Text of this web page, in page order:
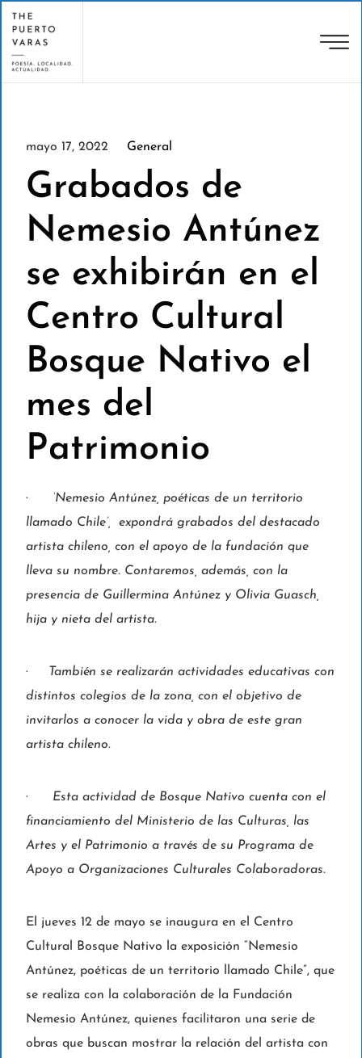
mayo 17, 2022 General
Grabados de
Nemesio Antúnez
se exhibirán en el
Centro Cultural
Bosque Nativo el
mes del
Patrimonio
· ‘Nemesio Antúnez, poéticas de un territorio
llamado Chile’, expondrá grabados del destacado
artista chileno, con el apoyo de la fundación que
lleva su nombre. Contaremos, además, con la
presencia de Guillermina Antúnez y Olivia Guasch,
hija y nieta del artista.
·
También se realizarán actividades educativas con
distintos colegios de la zona, con el objetivo de
invitarlos a conocer la vida y obra de este gran
artista chileno.
· Esta actividad de Bosque Nativo cuenta con el
financiamiento del Ministerio de las Culturas, las
Artes y el Patrimonio a través de su Programa de
Apoyo a Organizaciones Culturales Colaboradoras.
El jueves 12 de mayo se inaugura en el Centro
Cultural Bosque Nativo la exposición “Nemesio
Antúnez, poéticas de un territorio llamado Chile”, que
se realiza con la colaboración de la Fundación
Nemesio Antúnez, quienes facilitaron una serie de
obras que buscan mostrar la relación del artista con